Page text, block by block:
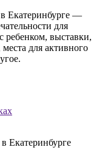
Екатеринбурге —
для
ребенком, выставки,
для активного
Екатеринбурге